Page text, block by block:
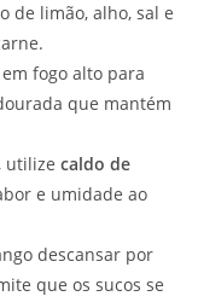
de limão, alho, sal e
fogo alto para
que mantém
utilize caldo de
e umidade ao
descansar por
que os sucos se